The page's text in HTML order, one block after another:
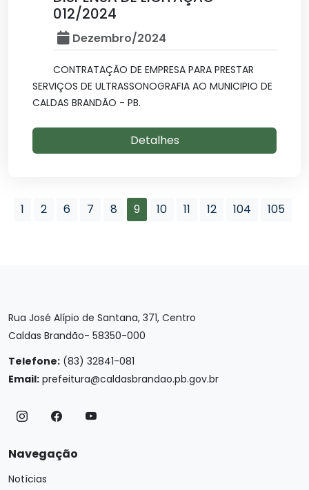
012/2024
Dezembro/2024
CONTRATAÇÃO DE EMPRESA PARA PRESTAR
SERVIÇOS DE ULTRASSONOGRAFIA AO MUNICIPIO DE
CALDAS BRANDÃO - PB.
Detalhes
1 2 6 7 8 9 10 11 12 104 105
Rua José Alípio de Santana, 371, Centro
Caldas Brandão- 58350-000
Telefone: (83) 32841-081
Email: prefeitura@caldasbrandao.pb.gov.br
Navegação
Notícias